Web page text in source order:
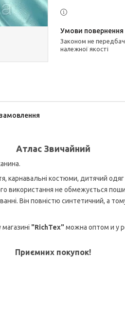
Законом не передбачено повернення та обмін даного товару
належної якості
Атлас Звичайний
карнавальні костюми, дитячий одяг
використання не обмежується
Він повністю синтетичний, а
"RichTex" можна оптом и у
Приємних покупок!